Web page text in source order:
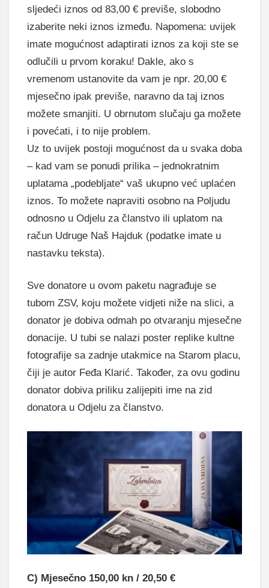
sljedeći iznos od 83,00 € previše, slobodno
izaberite neki iznos između. Napomena: uvijek
imate mogućnost adaptirati iznos za koji ste se
odlučili u prvom koraku! Dakle, ako s
vremenom ustanovite da vam je npr. 20,00 €
mjesečno ipak previše, naravno da taj iznos
možete smanjiti. U obrnutom slučaju ga možete
i povećati, i to nije problem.
Uz to uvijek postoji mogućnost da u svaka doba
– kad vam se ponudi prilika – jednokratnim
uplatama „podebljate“ vaš ukupno već uplaćen
iznos. To možete napraviti osobno na Poljudu
odnosno u Odjelu za članstvo ili uplatom na
račun Udruge Naš Hajduk (podatke imate u
nastavku teksta).
Sve donatore u ovom paketu nagrađuje se
tubom ZSV, koju možete vidjeti niže na slici, a
donator je dobiva odmah po otvaranju mjesečne
donacije. U tubi se nalazi poster replike kultne
fotografije sa zadnje utakmice na Starom placu,
čiji je autor Feđa Klarić. Također, za ovu godinu
donator dobiva priliku zalijepiti ime na zid
donatora u Odjelu za članstvo.
C) Mjesečno 150,00 kn / 20,50 €